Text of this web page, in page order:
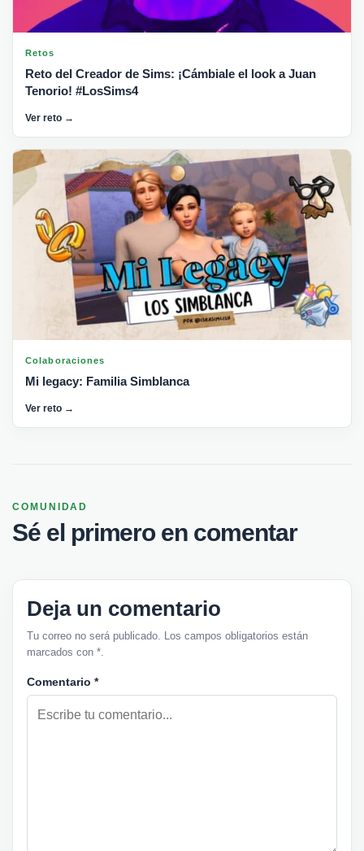
Retos
Reto del Creador de Sims: ¡Cámbiale el look a Juan
Tenorio! #LosSims4
Ver reto →
Colaboraciones
Mi legacy: Familia Simblanca
Ver reto →
COMUNIDAD
Sé el primero en comentar
Deja un comentario
Tu correo no será publicado. Los campos obligatorios están
marcados con *.
Comentario *